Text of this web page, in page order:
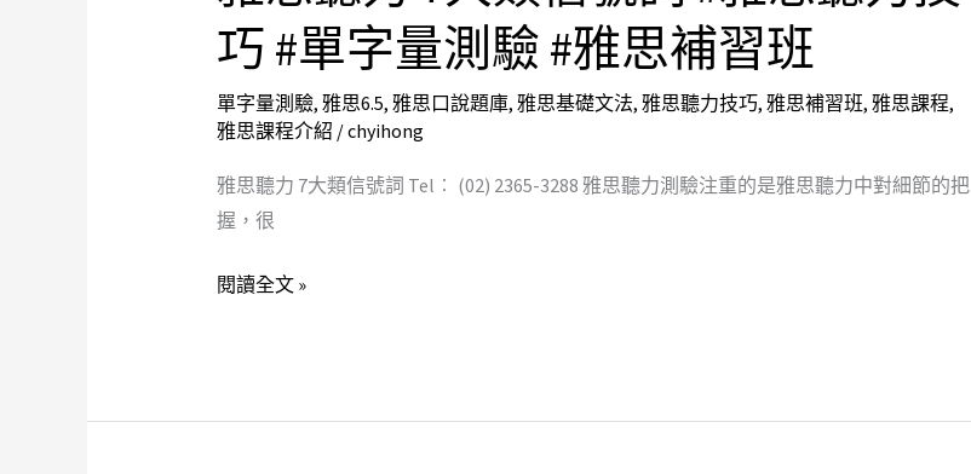
驗
多
#
雅
思
補
班
聽
巧 #單字量測驗 #雅思補習班
單字量測驗, 雅思6.5, 雅思口說題庫, 雅思基礎文法, 雅思聽力技巧, 雅思補習班, 雅思課程,
雅思課程介紹 /chyihong
雅思聽力 7大類信號詞 Tel︰ (02) 2365-3288 雅思聽力測驗注重的是雅思聽力中對細節的把
握，很
聽
7
大
類
信
詞
聽
閱讀全文 »